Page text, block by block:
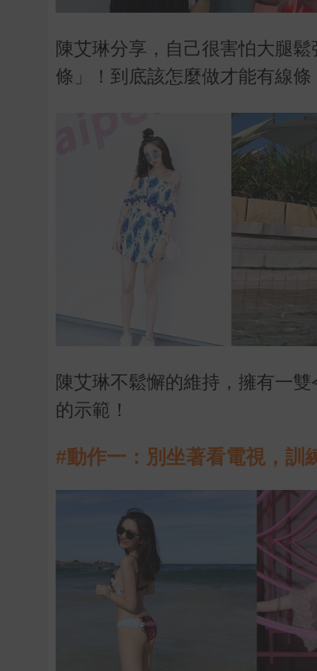
陳艾琳分享，自己很害怕大腿
條」！到底該怎麼做才能有線條
陳艾琳不鬆懈的維持，擁有一
的示範！
#動作一：別坐著看電視，訓